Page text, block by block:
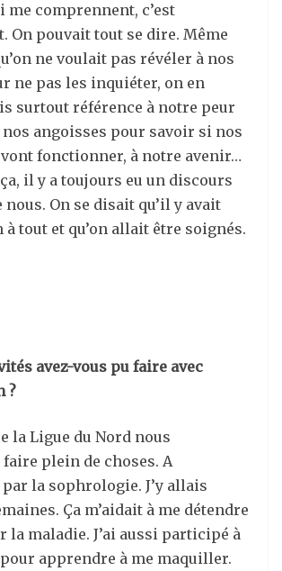
me comprennent, c’est
On pouvait tout se dire. Même
ne voulait pas révéler à nos
ne pas les inquiéter, on en
surtout référence à notre peur
angoisses pour savoir si nos
fonctionner, à notre avenir…
il y a toujours eu un discours
On se disait qu’il y avait
tout et qu’on allait être soignés.
avez-vous pu faire avec
?
la Ligue du Nord nous
faire plein de choses. A
la sophrologie. J’y allais
Ça m’aidait à me détendre
la maladie. J’ai aussi participé à
apprendre à me maquiller.